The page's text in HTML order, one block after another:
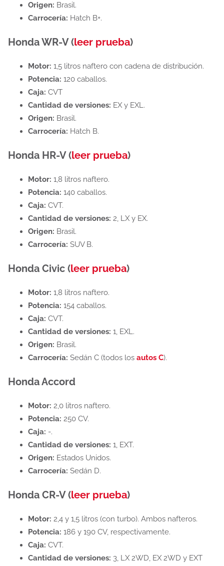
Origen: Brasil.
Carrocería: Hatch B+.
Honda WR-V (leer prueba)
Motor: 1,5 litros naftero con cadena de distribución.
Potencia: 120 caballos.
Caja: CVT
Cantidad de versiones: EX y EXL.
Origen: Brasil.
Carrocería: Hatch B.
Honda HR-V (leer prueba)
Motor: 1,8 litros naftero.
Potencia: 140 caballos.
Caja: CVT.
Cantidad de versiones: 2, LX y EX.
Origen: Brasil.
Carrocería: SUV B.
Honda Civic (leer prueba)
Motor: 1,8 litros naftero.
Potencia: 154 caballos.
Caja: CVT.
Cantidad de versiones: 1, EXL.
Origen: Brasil.
Carrocería: Sedán C (todos los autos C).
Honda Accord
Motor: 2,0 litros naftero.
Potencia: 250 CV.
Caja: -.
Cantidad de versiones: 1, EXT.
Origen: Estados Unidos.
Carrocería: Sedán D.
Honda CR-V (leer prueba)
Motor: 2,4 y 1,5 litros (con turbo). Ambos nafteros.
Potencia: 186 y 190 CV, respectivamente.
Caja: CVT.
Cantidad de versiones: 3, LX 2WD, EX 2WD y EXT